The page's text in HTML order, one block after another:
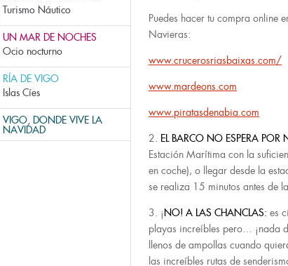
Turismo Náutico
UN MAR DE NOCHES
Ocio nocturno
RÍA DE VIGO
Islas Cíes
VIGO, DONDE VIVE LA
NAVIDAD
Puedes hacer tu compra online
Navieras:
www.crucerosriasbaixas.com/
www.mardeons.com
www.piratasdenabia.com
2. EL BARCO NO ESPERA POR
Estación Marítima con la
en coche), o llegar desde la
se realiza 15 minutos antes de
3. ¡NO! A LAS CHANCLAS: es
playas increíbles pero… ¡nada
llenos de ampollas cuando
las increíbles rutas de